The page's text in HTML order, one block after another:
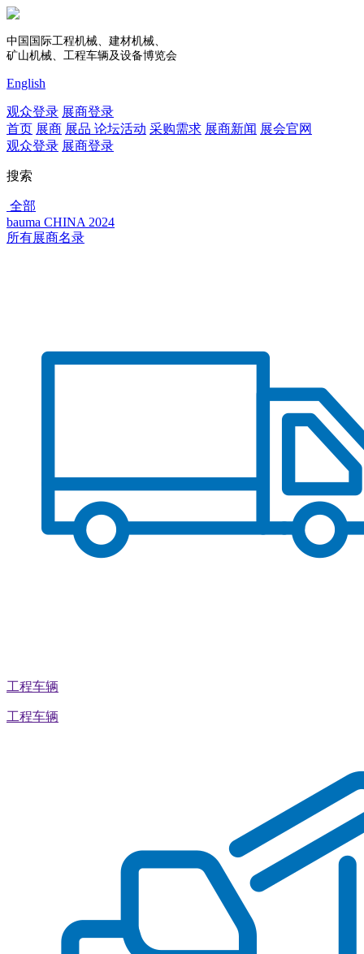
中国国际工程机械、建材机械、
矿山机械、工程车辆及设备博览会
English
观众登录 展商登录
首页 展商 展品 论坛活动 采购需求 展商新闻 展会官网
观众登录 展商登录
搜索
全部
bauma CHINA 2024
所有展商名录
工程车辆
工程车辆